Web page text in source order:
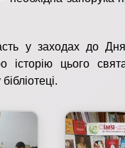
у заходах до Дня
історію цього